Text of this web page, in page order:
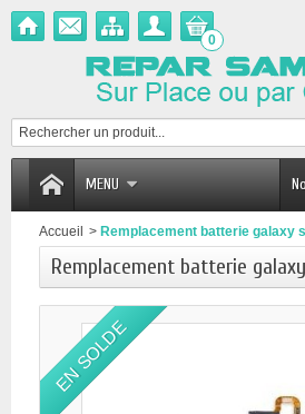
0
MENU
Accueil > Remplacement batterie galaxy
Remplacement batterie
EN SOLDE